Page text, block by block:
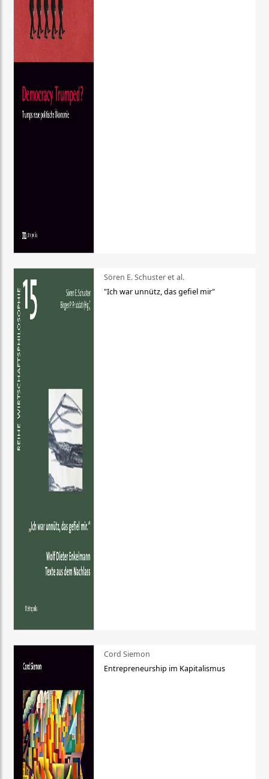
Sören E. Schuster et al.
"Ich war unnütz, das gefiel mir"
Cord Siemon
Entrepreneurship im Kapitalismus